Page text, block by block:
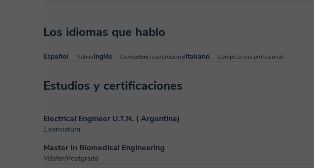
Los idiomas que hablo
Español NativoInglés Competencia profesionalItaliano Competencia profesional
Estudios y certificaciones
Electrical Engineer U.T.N. ( Argentina)
Licenciatura
Master In Biomedical Engineering
Máster/Postgrado